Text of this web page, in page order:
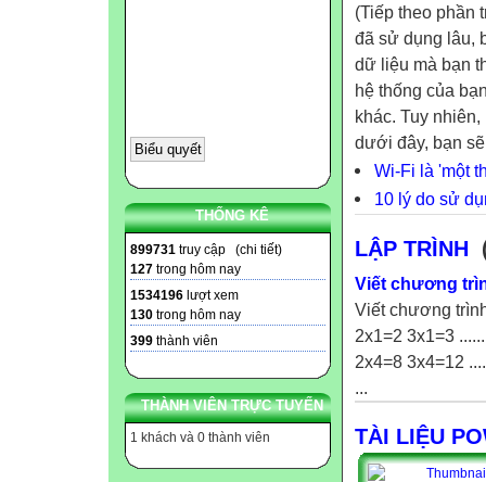
THỐNG KÊ
899731 truy cập (chi tiết)
127 trong hôm nay
1534196 lượt xem
130 trong hôm nay
399 thành viên
THÀNH VIÊN TRỰC TUYẾN
1 khách và 0 thành viên
(Tiếp theo phần
đã sử dụng lâu,
dữ liệu mà bạn
hệ thống của
khác. Tuy
dưới đây, bạn
Wi-Fi là 'một
10 lý do sử
LẬP TRÌNH
Viết chương
Viết chương
2x1=2 3x1=3
2x4=8 3x4=12
...
TÀI LIỆU